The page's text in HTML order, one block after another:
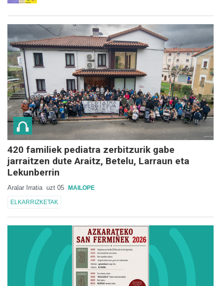
420 familiek pediatra zerbitzurik gabe
jarraitzen dute Araitz, Betelu, Larraun eta
Lekunberrin
Aralar Irratia uzt 05 MAILOPE
ELKARRIZKETAK